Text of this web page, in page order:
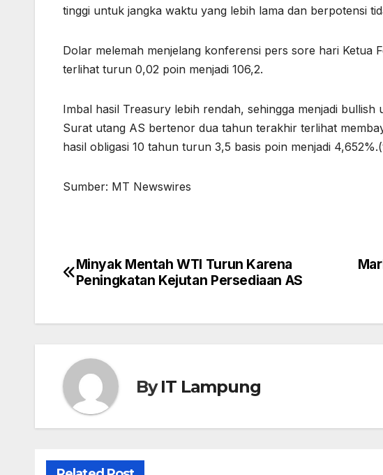
tinggi untuk jangka waktu yang lebih lama dan berpotensi
Dolar melemah menjelang konferensi pers sore hari Ketua
terlihat turun 0,02 poin menjadi 106,2.
Imbal hasil Treasury lebih rendah, sehingga menjadi
Surat utang AS bertenor dua tahun terakhir terlihat
hasil obligasi 10 tahun turun 3,5 basis poin menjadi
Sumber: MT Newswires
Post
Minyak Mentah WTI Turun Karena
Peningkatan Kejutan Persediaan AS
ByIT Lampung